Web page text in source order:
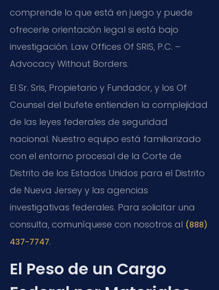
comprende lo que está en juego y puede
ofrecerle orientación legal si está bajo
investigación. Law Offices Of SRIS, P.C. –
Advocacy Without Borders.
El Sr. Sris, Propietario y Fundador, y los Of
Counsel del bufete entienden la complejidad
de las leyes federales de seguridad
nacional. Nuestro equipo está familiarizado
con el entorno procesal de la Corte de
Distrito de los Estados Unidos para el Distrito
de Nueva Jersey y las agencias
investigativas federales. Para solicitar una
consulta, comuníquese con nosotros al (888)
437-7747.
El Peso de un Cargo